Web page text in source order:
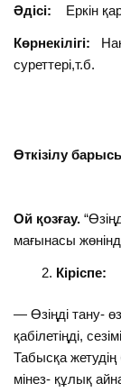
Әдісі: Еркін
Көрнекілігі:
суреттері,т.б.
Өткізілу
Ой қозғау.
мағынасы
Кіріспе:
— Өзіңді тану-
қабілетіңді,
Табысқа
мінез- құлық